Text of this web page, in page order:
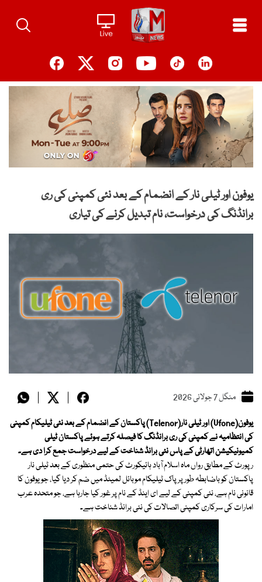
content
یوفون اور ٹیلی نار کے انضمام کے بعد نئی کمپنی کی ری
برانڈنگ کی درخواست، نام تبدیل کرنے کی تیاری
منگل 7 جولائی 2026
یوفون(Ufone) اور ٹیلی نار(Telenor) پاکستان کے انضمام کے بعد نئی ٹیلیکام کمپنی
کی انتظامیہ نے کمپنی کی ری برانڈنگ کا فیصلہ کرتے ہوئے پاکستان ٹیلی
کمیونیکیشن اتھارٹی کے پاس نئی برانڈ شناخت کے لیے درخواست جمع کرا دی ہے۔
رپورٹ کے مطابق رواں ماہ اسلام آباد ہائیکورٹ کی حتمی منظوری کے بعد ٹیلی نار
پاکستان کو باضابطہ طور پر پاک ٹیلیکام موبائل لمیٹڈ میں ضم کر دیا گیا، جو یوفون کا
قانونی نام ہے، نئی کمپنی کے لیے ای اینڈ کے نام پر غور کیا جارہا ہے، جو متحدہ عرب
امارات کی سرکاری کمپنی اتصالات کی نئی برانڈ شناخت ہے۔